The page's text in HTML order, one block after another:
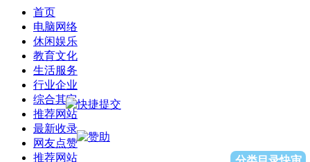
首页
电脑网络
休闲娱乐
教育文化
生活服务
行业企业
综合其它
推荐网站
最新收录
网友点赞
推荐网站